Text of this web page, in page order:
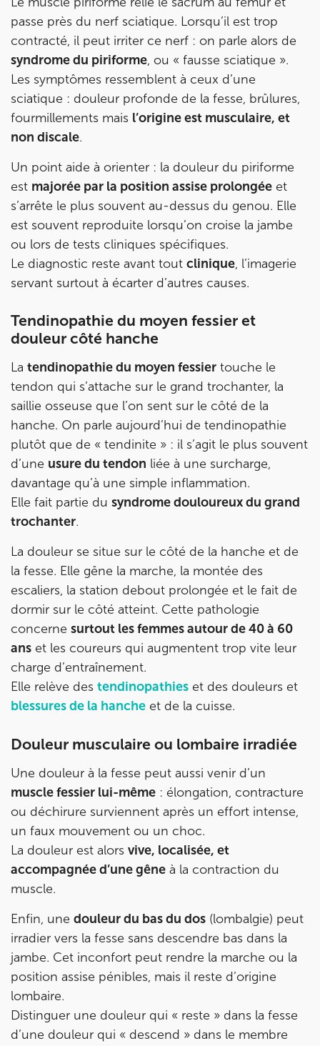
passe près du nerf sciatique. Lorsqu’il est trop
contracté, il peut irriter ce nerf : on parle alors de
syndrome du piriforme, ou « fausse sciatique ».
Les symptômes ressemblent à ceux d’une
sciatique : douleur profonde de la fesse, brûlures,
fourmillements mais l’origine est musculaire, et
non discale.
Un point aide à orienter : la douleur du piriforme
est majorée par la position assise prolongée et
s’arrête le plus souvent au-dessus du genou. Elle
est souvent reproduite lorsqu’on croise la jambe
ou lors de tests cliniques spécifiques.
Le diagnostic reste avant tout clinique, l’imagerie
servant surtout à écarter d’autres causes.
Tendinopathie du moyen fessier et
douleur côté hanche
La tendinopathie du moyen fessier touche le
tendon qui s’attache sur le grand trochanter, la
saillie osseuse que l’on sent sur le côté de la
hanche. On parle aujourd’hui de tendinopathie
plutôt que de « tendinite » : il s’agit le plus souvent
d’une usure du tendon liée à une surcharge,
davantage qu’à une simple inflammation.
Elle fait partie du syndrome douloureux du grand
trochanter.
La douleur se situe sur le côté de la hanche et de
la fesse. Elle gêne la marche, la montée des
escaliers, la station debout prolongée et le fait de
dormir sur le côté atteint. Cette pathologie
concerne surtout les femmes autour de 40 à 60
ans et les coureurs qui augmentent trop vite leur
charge d’entraînement.
Elle relève des tendinopathies et des douleurs et
blessures de la hanche et de la cuisse.
Douleur musculaire ou lombaire irradiée
Une douleur à la fesse peut aussi venir d’un
muscle fessier lui-même : élongation, contracture
ou déchirure surviennent après un effort intense,
un faux mouvement ou un choc.
La douleur est alors vive, localisée, et
accompagnée d’une gêne à la contraction du
muscle.
Enfin, une douleur du bas du dos (lombalgie) peut
irradier vers la fesse sans descendre bas dans la
jambe. Cet inconfort peut rendre la marche ou la
position assise pénibles, mais il reste d’origine
lombaire.
Distinguer une douleur qui « reste » dans la fesse
d’une douleur qui « descend » dans le membre
Prenez RDV sur
PARIS 9 – PETRELLE
6 Rue Petrelle 75009 Paris
6 Rue Petrelle 75009 Paris
01 71 97 53 67
Prenez RDV sur
IK Paris 11
10 Rue Roubo 75011 Paris
10 Rue Roubo 75011 Paris
01 83 96 48 65
Prenez RDV sur
IK VANVES
5 Rue Monge 92170 Vanves
5 Rue Monge 92170 Vanves
01 46 44 33 92
Prenez RDV sur
Prenez RDV sur
IK SAINT-GERMAIN
199 Bd Saint-Germain 75007 Paris
Prenez RDV sur
IK BOIS COLOMBES
1 Rue Mertens 92600 Bois-Colombes
1 Rue Mertens 92600 Bois-Colombes
01 43 50 50 81
Prenez RDV sur
IK OLYMPE SANTE ANTONY
01 76 21 71 41
Prenez RDV sur
KOSS PARIS 8
74 Bd Haussmann 75008 Paris
74 Bd Haussmann 75008 Paris
01 44 71 93 74